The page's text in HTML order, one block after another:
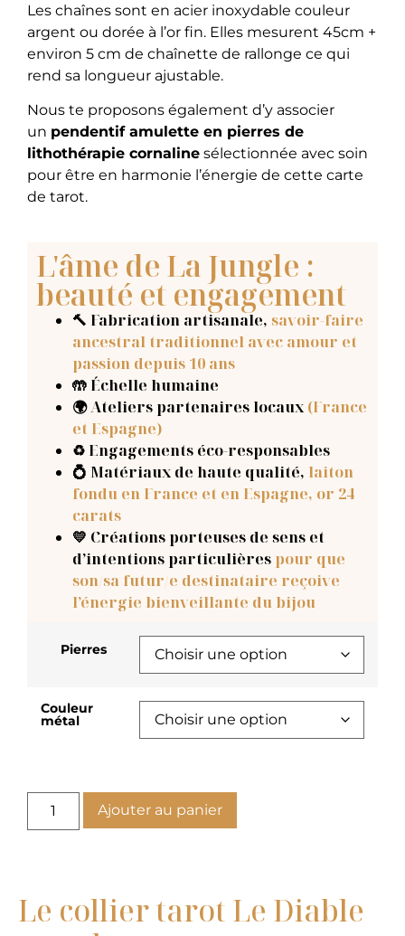
Les chaînes sont en acier inoxydable couleur
argent ou dorée à l’or fin. Elles mesurent 45cm +
environ 5 cm de chaînette de rallonge ce qui
rend sa longueur ajustable.
Nous te proposons également d’y associer
un pendentif amulette en pierres de
lithothérapie cornaline sélectionnée avec soin
pour être en harmonie l’énergie de cette carte
de tarot.
L'âme de La Jungle :
beauté et engagement
🔨 Fabrication artisanale, savoir-faire
ancestral traditionnel avec amour et
passion depuis 10 ans
🤲 Échelle humaine
🌍 Ateliers partenaires locaux (France
et Espagne)
♻️ Engagements éco-responsables
💍 Matériaux de haute qualité, laiton
fondu en France et en Espagne, or 24
carats
💛 Créations porteuses de sens et
d’intentions particulières pour que
son/sa futur/e destinataire reçoive
l’énergie bienveillante du bijou
Pierres
Couleur
métal
Ajouter au panier
Le collier tarot Le Diable